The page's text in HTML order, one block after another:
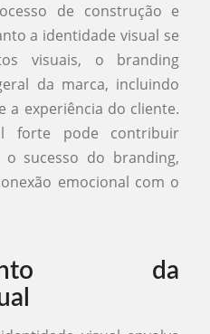
de construção e
a identidade visual se
visuais, o branding
da marca, incluindo
a experiência do cliente.
forte pode contribuir
o sucesso do branding,
emocional com o
da